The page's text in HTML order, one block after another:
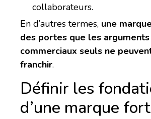
collaborateurs.
En d’autres termes, une
des portes que les arguments
commerciaux seuls ne
franchir.
Définir les
d’une marque